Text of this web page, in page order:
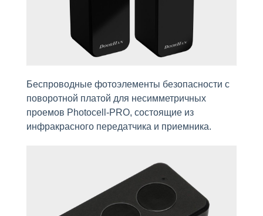
Беспроводные фотоэлементы безопасности c
поворотной платой для несимметричных
проемов Photocell-PRO, состоящие из
инфракрасного передатчика и приемника.